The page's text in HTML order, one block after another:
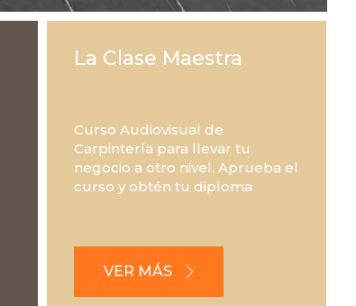
La Clase Maestra
Curso Audiovisual de
Carpintería para llevar tu
negocio a otro nivel. Aprueba el
curso y obtén tu diploma
VER MÁS